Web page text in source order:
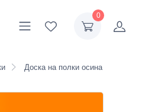
0
Доска на полки осина